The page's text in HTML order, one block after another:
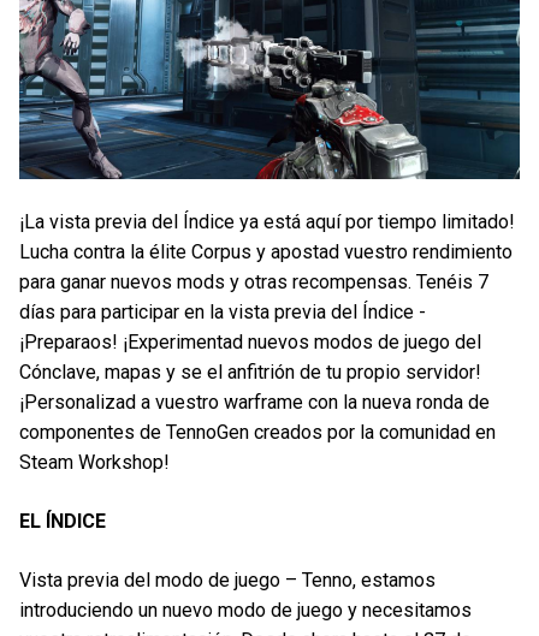
¡La vista previa del Índice ya está aquí por tiempo limitado!
Lucha contra la élite Corpus y apostad vuestro rendimiento
para ganar nuevos mods y otras recompensas. Tenéis 7
días para participar en la vista previa del Índice -
¡Preparaos! ¡Experimentad nuevos modos de juego del
Cónclave, mapas y se el anfitrión de tu propio servidor!
¡Personalizad a vuestro warframe con la nueva ronda de
componentes de TennoGen creados por la comunidad en
Steam Workshop!
EL ÍNDICE
Vista previa del modo de juego – Tenno, estamos
introduciendo un nuevo modo de juego y necesitamos